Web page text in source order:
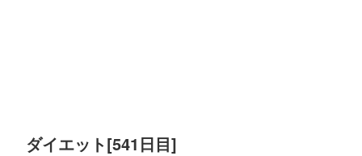
ダイエット[541日目]